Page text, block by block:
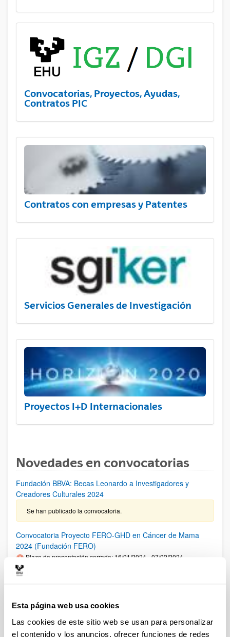
Esta página web usa cookies
Las cookies de este sitio web se usan para personalizar
el contenido y los anuncios, ofrecer funciones de redes
Convocatorias, Proyectos, Ayudas,
Contratos PIC
Contratos con empresas y Patentes
Servicios Generales de Investigación
Proyectos I+D Internacionales
Novedades en convocatorias
Fundación BBVA: Becas Leonardo a Investigadores y
Creadores Culturales 2024
Se han publicado la convocatoria.
Convocatoria Proyecto FERO-GHD en Cáncer de Mama
2024 (Fundación FERO)
Plazo de presentación cerrado: 16/01/2024 - 07/02/2024
presentar una solicitud: 02/02/2024 Fase1: hasta el
2024